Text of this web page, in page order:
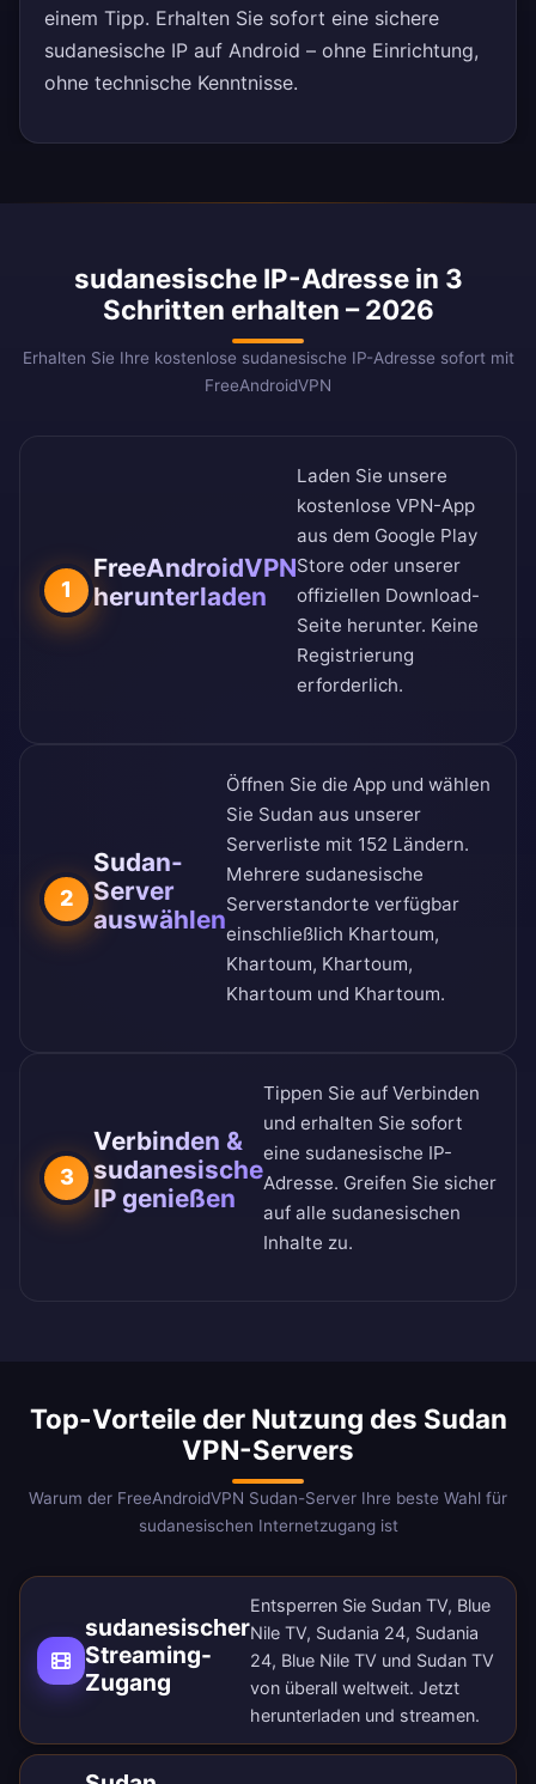
einem Tipp. Erhalten Sie sofort eine sichere
sudanesische IP auf Android – ohne Einrichtung,
ohne technische Kenntnisse.
sudanesische IP-Adresse in 3
Schritten erhalten – 2026
Erhalten Sie Ihre kostenlose sudanesische IP-Adresse sofort mit
FreeAndroidVPN
1
FreeAndroidVPN
herunterladen
Laden Sie unsere
kostenlose VPN-App
aus dem Google Play
Store oder unserer
offiziellen Download-
Seite herunter. Keine
Registrierung
erforderlich.
2
Sudan-
Server
auswählen
Öffnen Sie die App und wählen
Sie Sudan aus unserer
Serverliste mit 152 Ländern.
Mehrere sudanesische
Serverstandorte verfügbar
einschließlich Khartoum,
Khartoum, Khartoum,
Khartoum und Khartoum.
3
Verbinden &
sudanesische
IP genießen
Tippen Sie auf Verbinden
und erhalten Sie sofort
eine sudanesische IP-
Adresse. Greifen Sie sicher
auf alle sudanesischen
Inhalte zu.
Top-Vorteile der Nutzung des Sudan
VPN-Servers
Warum der FreeAndroidVPN Sudan-Server Ihre beste Wahl für
sudanesischen Internetzugang ist
sudanesischer
Streaming-
Zugang
Entsperren Sie Sudan TV, Blue
Nile TV, Sudania 24, Sudania
24, Blue Nile TV und Sudan TV
von überall weltweit. Jetzt
herunterladen und streamen.